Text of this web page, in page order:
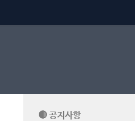
🔴 공지사항